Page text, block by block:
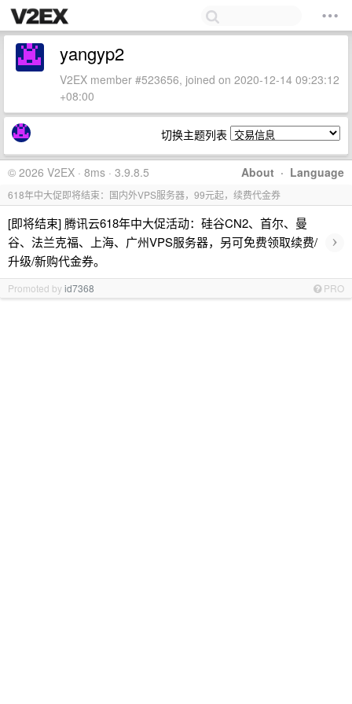
yangyp2
V2EX member #523656, joined on 2020-12-14 09:23:12
+08:00
切换主题列表
About · Language
© 2026 V2EX · 8ms · 3.9.8.5
618年中大促即将结束：国内外VPS服务器，99元起，续费代金券
[即将结束] 腾讯云618年中大促活动：硅谷CN2、首尔、曼
谷、法兰克福、上海、广州VPS服务器，另可免费领取续费/
升级/新购代金券。
›
Promoted byid7368 PRO